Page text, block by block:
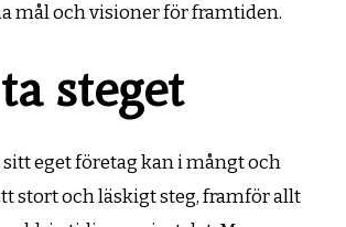
mål och visioner för framtiden.
steget
eget företag kan i mångt och
stort och läskigt steg, framför allt